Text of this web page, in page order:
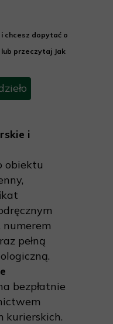
i
obiektu
pełną
bezpłatnie
kurierskich.
i chcesz dopytać o
przeczytaj Jak